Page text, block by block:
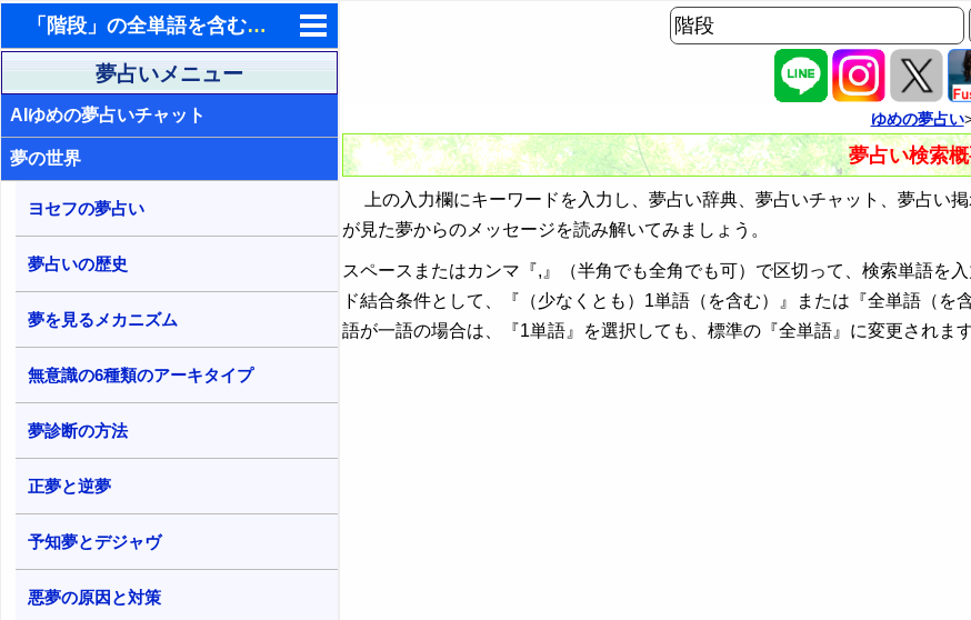
「階段」の全単語を含む夢占い検索結果
東洋・西洋占星術
ホラリー占星術
手相占いで未来診断
タロットカードで無料占い
命名の姓名判断
飛星派風水で住宅開運
男と女の心理学と心理テスト
夢占いメニュー
AIゆめの夢占いチャット
夢の世界
ヨセフの夢占い
夢占いの歴史
夢を見るメカニズム
無意識の6種類のアーキタイプ
夢診断の方法
正夢と逆夢
予知夢とデジャヴ
悪夢の原因と対策
ゆめの夢占い
夢占い検索
上の入力欄にキーワードを入力し、夢占い辞典、夢占いチャット、夢占い
が見た夢からのメッセージを読み解いてみましょう。
スペースまたはカンマ『,』（半角でも全角でも可）で区切って、検索単語を
ド結合条件として、『（少なくとも）1単語（を含む）』または『全単語（を
語が一語の場合は、『1単語』を選択しても、標準の『全単語』に変更されます